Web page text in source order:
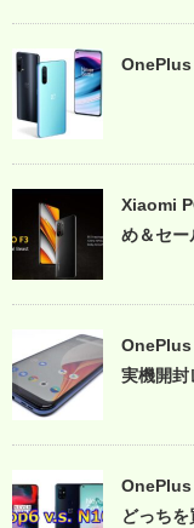
OnePlus
Xiaomi
め＆セー
OnePlus
実機開封
OnePlus
どっちを